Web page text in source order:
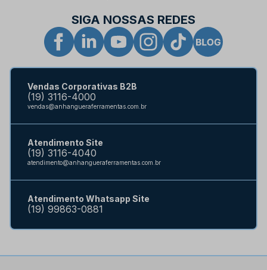
SIGA NOSSAS REDES
Vendas Corporativas B2B
(19) 3116-4000
vendas@anhangueraferramentas.com.br
Atendimento Site
(19) 3116-4040
atendimento@anhangueraferramentas.com.br
Atendimento Whatsapp Site
(19) 99863-0881